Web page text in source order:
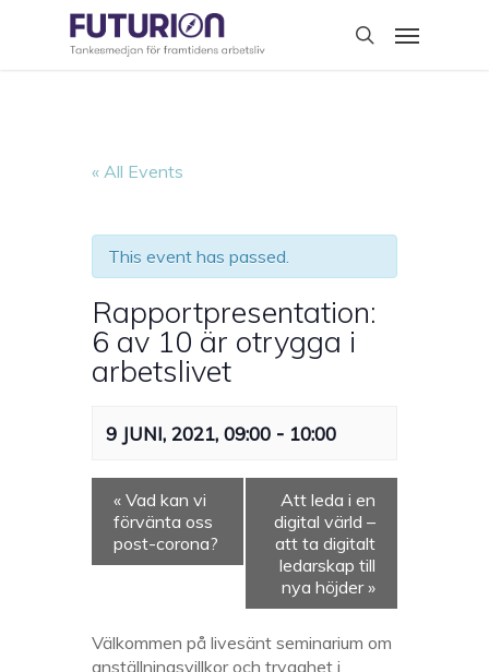
search
Menu
« All Events
This event has passed.
Rapportpresentation:
6 av 10 är otrygga i
arbetslivet
9 JUNI, 2021, 09:00 - 10:00
« Vad kan vi
förvänta oss
post-corona?
Att leda i en
digital värld –
att ta digitalt
ledarskap till
nya höjder»
Välkommen på livesänt seminarium om
anställningsvillkor och trygghet i